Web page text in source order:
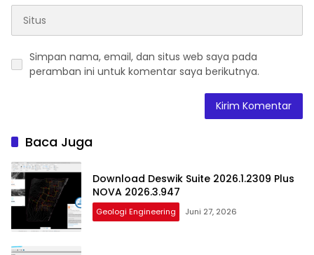
Simpan nama, email, dan situs web saya pada
peramban ini untuk komentar saya berikutnya.
Baca Juga
Download Deswik Suite 2026.1.2309 Plus
NOVA 2026.3.947
Geologi Engineering Juni 27, 2026